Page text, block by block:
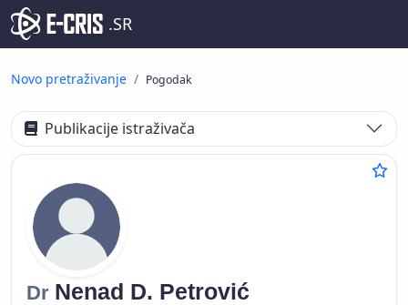
.SR
Novo pretraživanje Pogodak
Publikacije istraživača
Dr Nenad D. Petrović